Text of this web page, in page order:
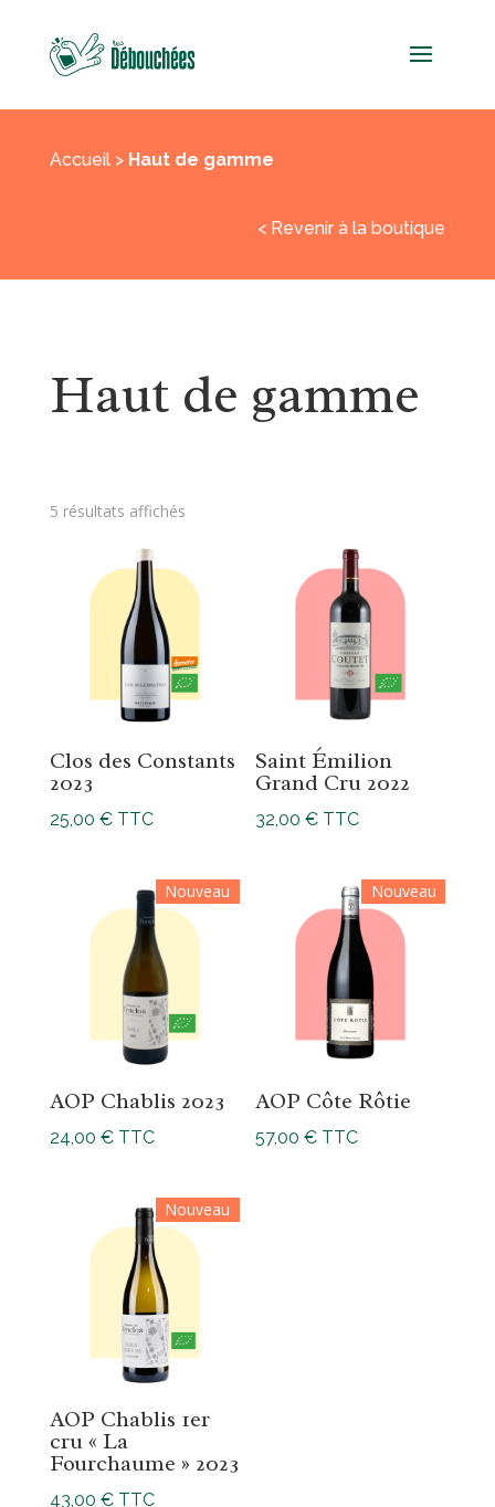
Accueil> Haut de gamme
< Revenir à la boutique
Haut de gamme
5 résultats affichés
Clos des Constants
2023
25,00 € TTC
Saint Émilion
Grand Cru 2022
32,00€ TTC
Nouveau
AOP Chablis 2023
24,00 € TTC
Nouveau
AOP Côte Rôtie
57,00€ TTC
Nouveau
AOP Chablis 1er
cru « La
Fourchaume » 2023
43,00 € TTC